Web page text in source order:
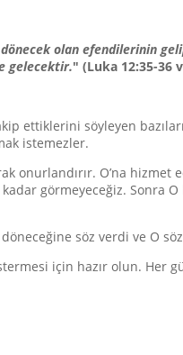
olan efendilerinin gelip
gelecektir." (Luka 12:35-36
ettiklerini söyleyen
istemezler.
onurlandırır. O’na
görmeyeceğiz. Sonra
söz verdi ve O
için hazır olun. Her